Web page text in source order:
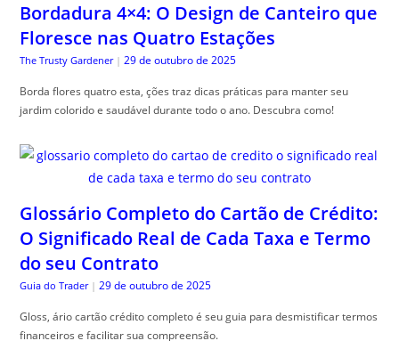
Bordadura 4×4: O Design de Canteiro que
Floresce nas Quatro Estações
The Trusty Gardener | 29 de outubro de 2025
Borda flores quatro esta, ções traz dicas práticas para manter seu
jardim colorido e saudável durante todo o ano. Descubra como!
Glossário Completo do Cartão de Crédito:
O Significado Real de Cada Taxa e Termo
do seu Contrato
Guia do Trader | 29 de outubro de 2025
Gloss, ário cartão crédito completo é seu guia para desmistificar termos
financeiros e facilitar sua compreensão.